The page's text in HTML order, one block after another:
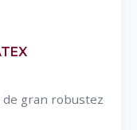
gran robustez